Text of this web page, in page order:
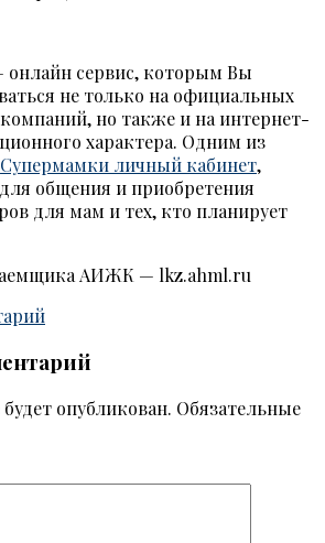
сервис, которым Вы
не только на официальных
но также и на интернет-
характера. Одним из
Супермамки личный кабинет,
общения и приобретения
для мам и тех, кто планирует
АИЖК — lkz.ahml.ru
опубликован. Обязательные